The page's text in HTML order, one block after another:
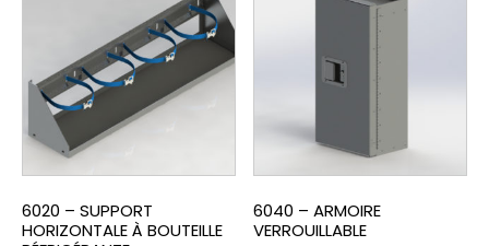
6020 – SUPPORT
HORIZONTALE À BOUTEILLE
6040 – ARMOIRE
VERROUILLABLE